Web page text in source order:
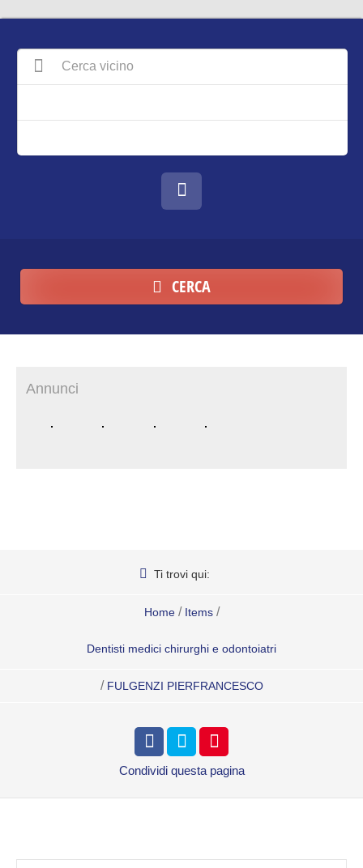
CERCA
Annunci
Ti trovi qui:
Home / Items /
Dentisti medici chirurghi e odontoiatri
/ FULGENZI PIERFRANCESCO
Condividi questa pagina